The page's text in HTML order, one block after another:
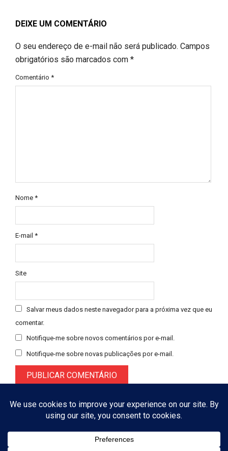
DEIXE UM COMENTÁRIO
O seu endereço de e-mail não será publicado. Campos
obrigatórios são marcados com *
Comentário *
Nome *
E-mail *
Site
Salvar meus dados neste navegador para a próxima vez que eu
comentar.
Notifique-me sobre novos comentários por e-mail.
Notifique-me sobre novas publicações por e-mail.